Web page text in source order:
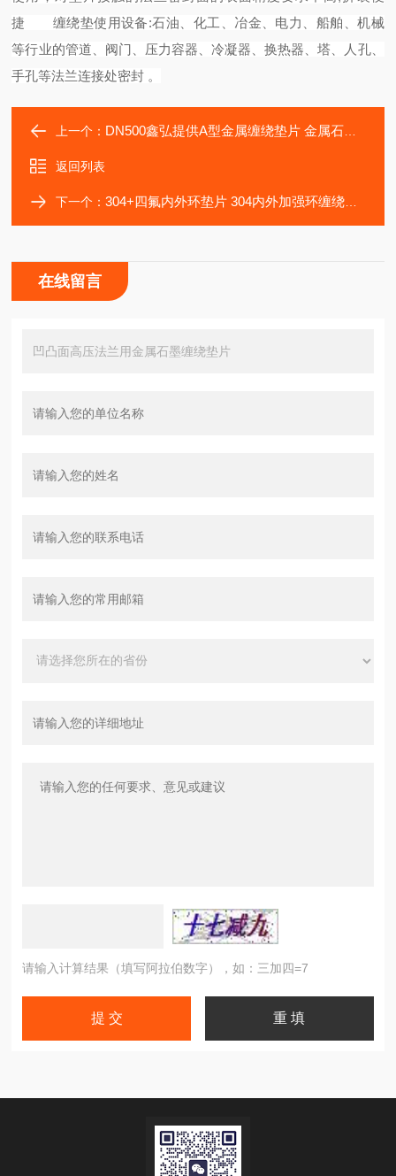
捷
缠绕垫使用设备:石油、化工、冶金、电力、船舶、机械
等行业的管道、阀门、压力容器、冷凝器、换热器、塔、人孔、
手孔等法兰连接处密封 。
上一个： DN500鑫弘提供A型金属缠绕垫片 金属石墨缠绕式垫
返回列表
下一个：304+四氟内外环垫片 304内外加强环缠绕垫片
在线留言
请输入计算结果（填写阿拉伯数字），如：三加四=7